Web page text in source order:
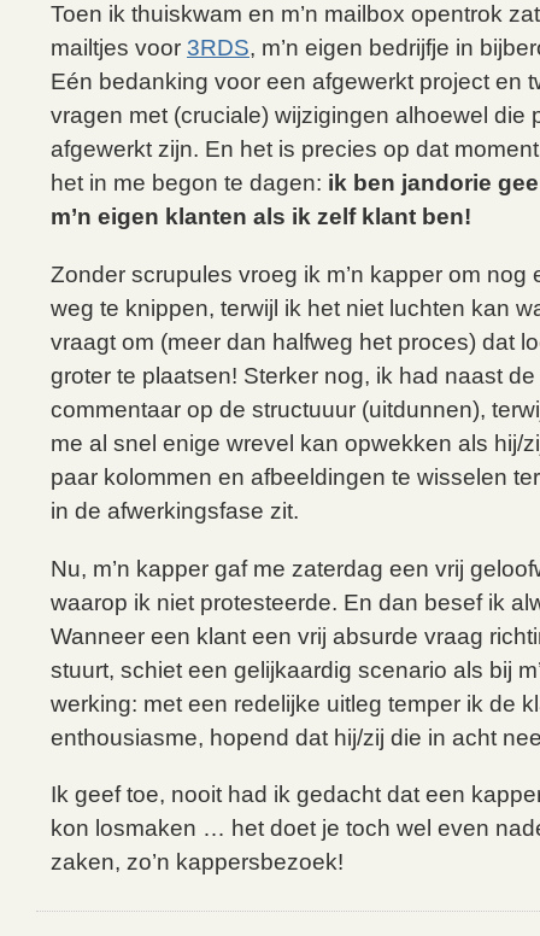
Toen ik thuiskwam en m’n mailbox opentrok
mailtjes voor 3RDS, m’n eigen bedrijfje in
Eén bedanking voor een afgewerkt project en
vragen met (cruciale) wijzigingen alhoewel die
afgewerkt zijn. En het is precies op dat
het in me begon te dagen: ik ben jandorie
m’n eigen klanten als ik zelf klant ben!
Zonder scrupules vroeg ik m’n kapper om nog
weg te knippen, terwijl ik het niet luchten kan
vraagt om (meer dan halfweg het proces) dat
groter te plaatsen! Sterker nog, ik had naast
commentaar op de structuuur (uitdunnen),
me al snel enige wrevel kan opwekken als hij/
paar kolommen en afbeeldingen te wisselen
in de afwerkingsfase zit.
Nu, m’n kapper gaf me zaterdag een vrij
waarop ik niet protesteerde. En dan besef ik
Wanneer een klant een vrij absurde vraag
stuurt, schiet een gelijkaardig scenario als bij
werking: met een redelijke uitleg temper ik de
enthousiasme, hopend dat hij/zij die in acht
Ik geef toe, nooit had ik gedacht dat een
kon losmaken … het doet je toch wel even
zaken, zo’n kappersbezoek!